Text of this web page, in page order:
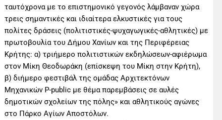
ταυτόχρονα με το επιστημονικό γεγονός λάμβαναν χώρα
τρεις σημαντικές και ιδιαίτερα ελκυστικές για τους
πολίτες δράσεις (πολιτιστικές-ψυχαγωγικές-αθλητικές) με
πρωτοβουλία του Δήμου Χανίων και της Περιφέρειας
Κρήτης: α) τριήμερο πολιτιστικών εκδηλώσεων-αφιέρωμα
στον Μίκη Θεοδωράκη (επίσκεψη του Μίκη στην Κρήτη),
β) διήμερο φεστιβάλ της ομάδας Αρχιτεκτόνων
Μηχανικών P-public με θέμα παρεμβάσεις σε αυλές
δημοτικών σχολείων της πόλης» και αθλητικούς αγώνες
στο Πάρκο Αγίων Αποστόλων.